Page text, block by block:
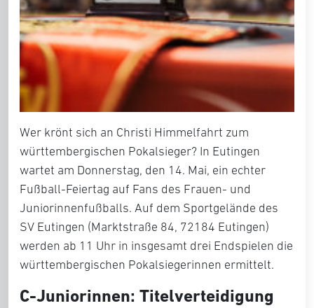
Wer krönt sich an Christi Himmelfahrt zum
württembergischen Pokalsieger? In Eutingen
wartet am Donnerstag, den 14. Mai, ein echter
Fußball-Feiertag auf Fans des Frauen- und
Juniorinnenfußballs. Auf dem Sportgelände des
SV Eutingen (Marktstraße 84, 72184 Eutingen)
werden ab 11 Uhr in insgesamt drei Endspielen die
württembergischen Pokalsiegerinnen ermittelt.
C-Juniorinnen: Titelverteidigung